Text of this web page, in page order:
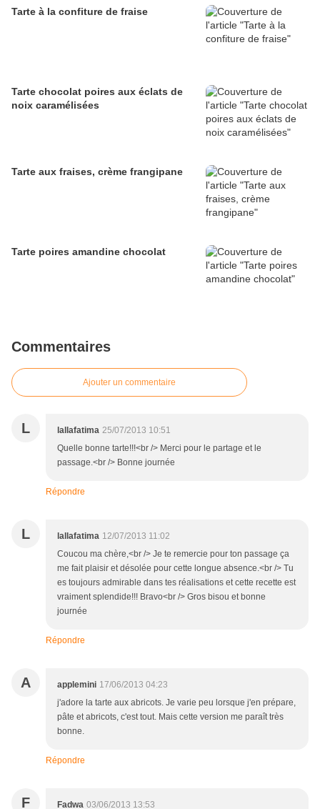
Tarte à la confiture de fraise
Tarte chocolat poires aux éclats de
noix caramélisées
Tarte aux fraises, crème frangipane
Tarte poires amandine chocolat
Commentaires
Ajouter un commentaire
L lallafatima 25/07/2013 10:51
Quelle bonne tarte!!!<br /> Merci pour le partage et le
passage.<br /> Bonne journée
Répondre
L lallafatima 12/07/2013 11:02
Coucou ma chère,<br /> Je te remercie pour ton passage ça
me fait plaisir et désolée pour cette longue absence.<br /> Tu
es toujours admirable dans tes réalisations et cette recette est
vraiment splendide!!! Bravo<br /> Gros bisou et bonne
journée
Répondre
A applemini 17/06/2013 04:23
j'adore la tarte aux abricots. Je varie peu lorsque j'en prépare,
pâte et abricots, c'est tout. Mais cette version me paraît très
bonne.
Répondre
F Fadwa 03/06/2013 13:53